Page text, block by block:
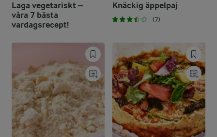
Laga vegetariskt –
våra 7 bästa
vardagsrecept!
Knäckig äppelpaj
(7)